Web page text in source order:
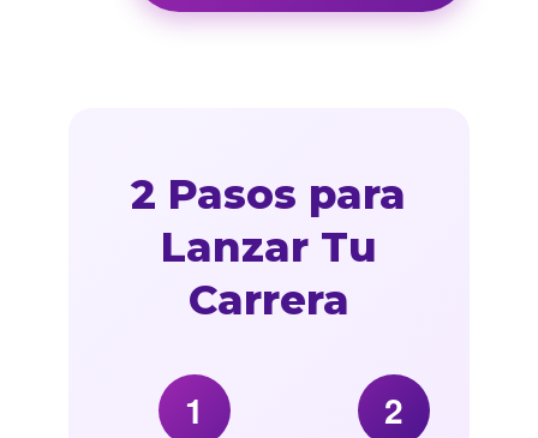
2 Pasos para
Lanzar Tu
Carrera
1 2